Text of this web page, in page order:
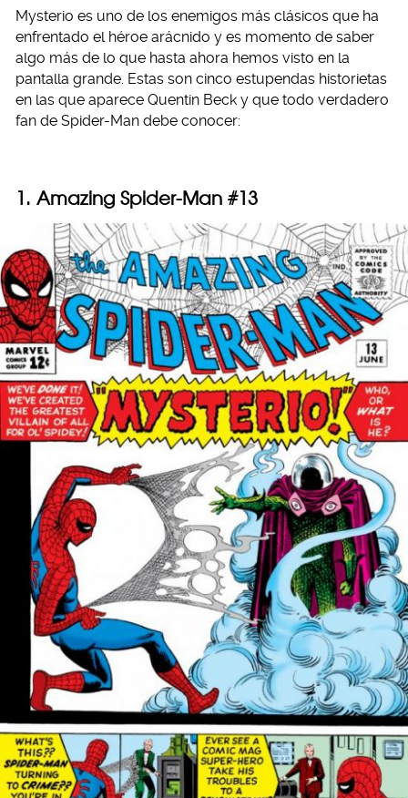
Mysterio es uno de los enemigos más clásicos que ha
enfrentado el héroe arácnido y es momento de saber
algo más de lo que hasta ahora hemos visto en la
pantalla grande. Estas son cinco estupendas historietas
en las que aparece Quentin Beck y que todo verdadero
fan de Spider-Man debe conocer:
1. Amazing Spider-Man #13